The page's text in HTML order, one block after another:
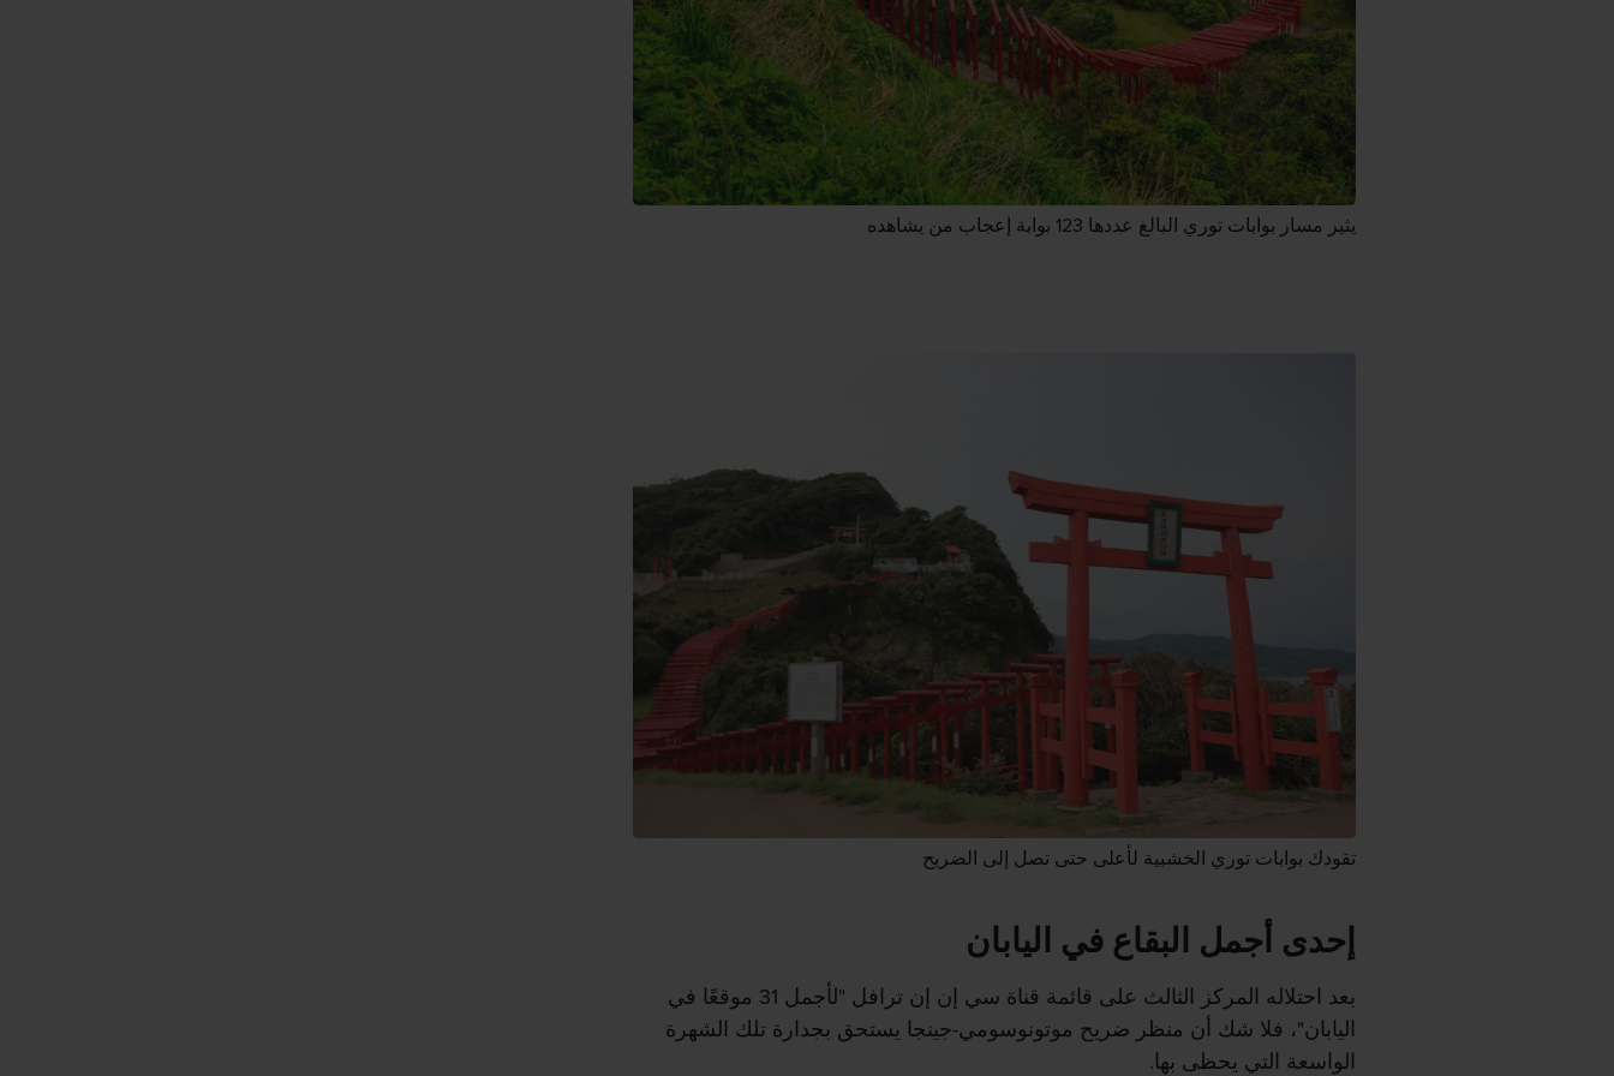
يثير مسار بوابات توري البالغ عددها 123 بوابة إعجاب من يشاهده
تقودك بوابات توري الخشبية لأعلى حتى تصل إلى الضريح
إحدى أجمل البقاع في اليابان
بعد احتلاله المركز الثالث على قائمة قناة سي إن إن ترافل "لأجمل 31 موقعًا في
اليابان"، فلا شك أن منظر ضريح موتونوسومي-جينجا يستحق بجدارة تلك الشهرة
الواسعة التي يحظى بها.